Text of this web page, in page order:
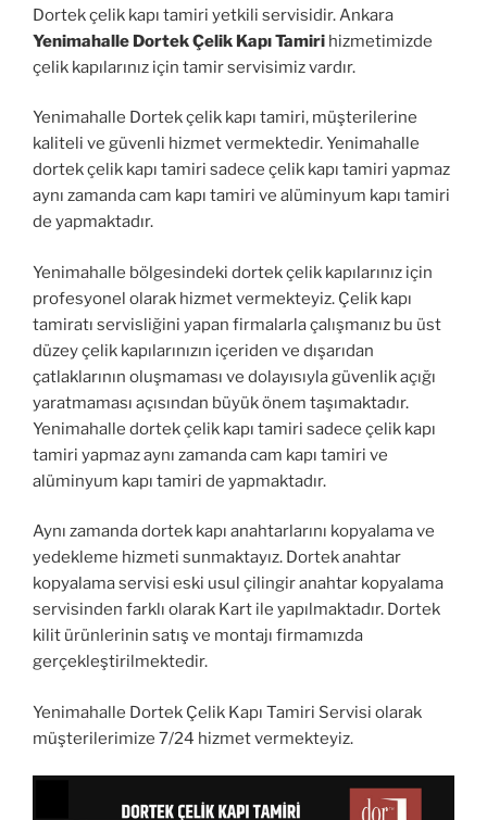
Dortek çelik kapı tamiri yetkili servisidir. Ankara
Yenimahalle Dortek Çelik Kapı Tamiri hizmetimizde
çelik kapılarınız için tamir servisimiz vardır.
Yenimahalle Dortek çelik kapı tamiri, müşterilerine
kaliteli ve güvenli hizmet vermektedir. Yenimahalle
dortek çelik kapı tamiri sadece çelik kapı tamiri yapmaz
aynı zamanda cam kapı tamiri ve alüminyum kapı tamiri
de yapmaktadır.
Yenimahalle bölgesindeki dortek çelik kapılarınız için
profesyonel olarak hizmet vermekteyiz. Çelik kapı
tamiratı servisliğini yapan firmalarla çalışmanız bu üst
düzey çelik kapılarınızın içeriden ve dışarıdan
çatlaklarının oluşmaması ve dolayısıyla güvenlik açığı
yaratmaması açısından büyük önem taşımaktadır.
Yenimahalle dortek çelik kapı tamiri sadece çelik kapı
tamiri yapmaz aynı zamanda cam kapı tamiri ve
alüminyum kapı tamiri de yapmaktadır.
Aynı zamanda dortek kapı anahtarlarını kopyalama ve
yedekleme hizmeti sunmaktayız. Dortek anahtar
kopyalama servisi eski usul çilingir anahtar kopyalama
servisinden farklı olarak Kart ile yapılmaktadır. Dortek
kilit ürünlerinin satış ve montajı firmamızda
gerçekleştirilmektedir.
Yenimahalle Dortek Çelik Kapı Tamiri Servisi olarak
müşterilerimize 7/24 hizmet vermekteyiz.